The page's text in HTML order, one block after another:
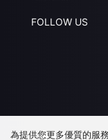
FOLLOW US
下載 APP
為提供您更多優質的服